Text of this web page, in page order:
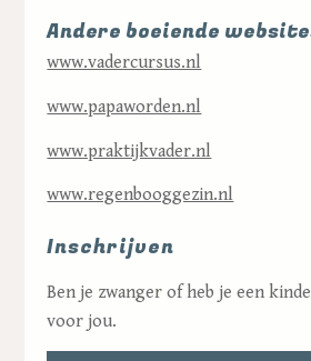
Andere boeiende
www.vadercursus.nl
www.papaworden.nl
www.praktijkvader.nl
www.regenbooggezin.nl
Inschrijven
Ben je zwanger of heb je een
voor jou.